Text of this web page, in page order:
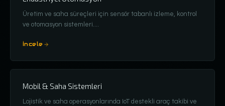
Üretim ve saha süreçleri için sensör tabanlı izleme, kontrol
ve otomasyon sistemleri....
İncele
Mobil & Saha Sistemleri
Lojistik ve saha operasyonlarında IoT destekli araç takibi ve